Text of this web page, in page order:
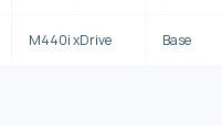
M440i xDrive Base